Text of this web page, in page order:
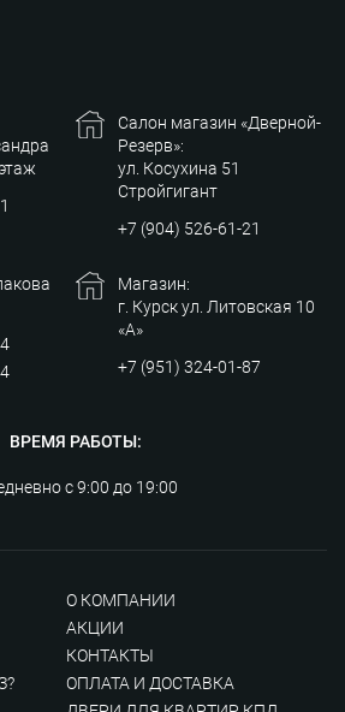
Салон магазин «Дверной-
Резерв»:
ул. Косухина 51
Стройгигант
+7 (904) 526-61-21
Магазин:
г. Курск ул. Литовская 10
«А»
+7 (951) 324-01-87
ВРЕМЯ РАБОТЫ:
с 9:00 до 19:00
О КОМПАНИИ
АКЦИИ
КОНТАКТЫ
ОПЛАТА И ДОСТАВКА